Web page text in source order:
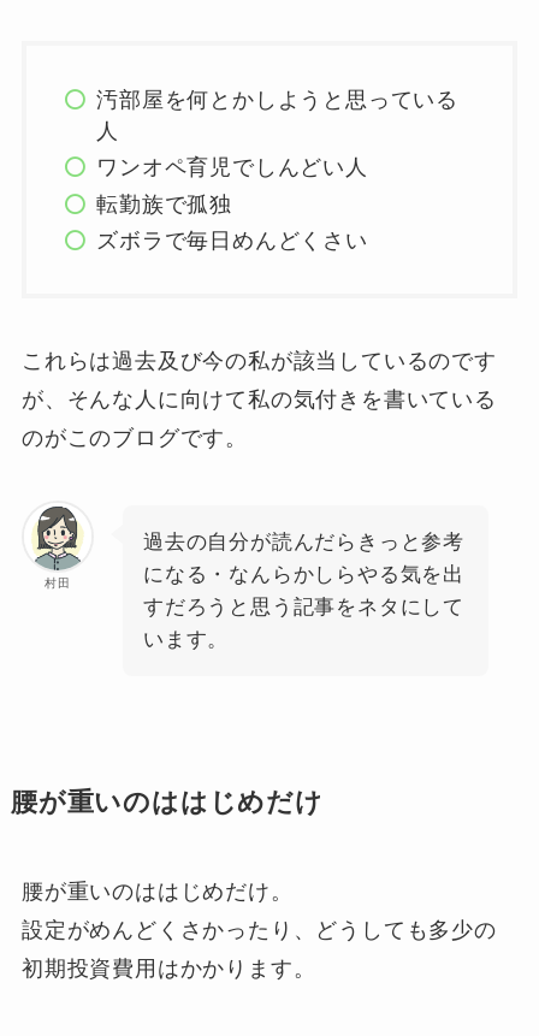
汚部屋を何とかしようと思っている
人
ワンオペ育児でしんどい人
転勤族で孤独
ズボラで毎日めんどくさい
これらは過去及び今の私が該当しているのです
が、そんな人に向けて私の気付きを書いている
のがこのブログです。
村田
過去の自分が読んだらきっと参考
になる・なんらかしらやる気を出
すだろうと思う記事をネタにして
います。
腰が重いのははじめだけ
腰が重いのははじめだけ。
設定がめんどくさかったり、どうしても多少の
初期投資費用はかかります。